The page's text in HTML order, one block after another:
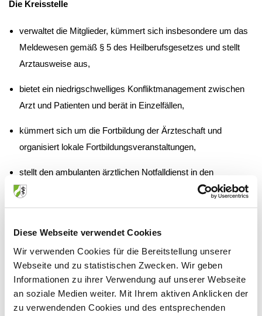
Diese Webseite verwendet Cookies
Wir verwenden Cookies für die Bereitstellung unserer
Webseite und zu statistischen Zwecken. Wir geben
Informationen zu ihrer Verwendung auf unserer Webseite
an soziale Medien weiter. Mit Ihrem aktiven Anklicken der
zu verwendenden Cookies und des entsprechenden
Die Kreisstelle
verwaltet die Mitglieder, kümmert sich insbesondere um das
Meldewesen gemäß § 5 des Heilberufsgesetzes und stellt
Arztausweise aus,
bietet ein niedrigschwelliges Konfliktmanagement zwischen
Arzt und Patienten und berät in Einzelfällen,
kümmert sich um die Fortbildung der Ärzteschaft und
organisiert lokale Fortbildungsveranstaltungen,
stellt den ambulanten ärztlichen Notfalldienst in den
sprechstundenfreien Zeiten sicher in Zusammenarbeit mit der
steuert das Ausbildungswesen zur / zum Medizinischen
Fachangestellten und betreut die Auszubildenden und
Ausbilder,
bietet das örtliche Schlichtungswesen an,